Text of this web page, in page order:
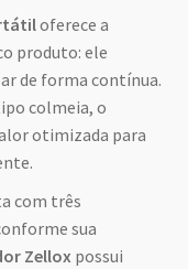
oferece a
produto: ele
de forma contínua.
colmeia, o
otimizada para
com três
sua
Zelloxpossui